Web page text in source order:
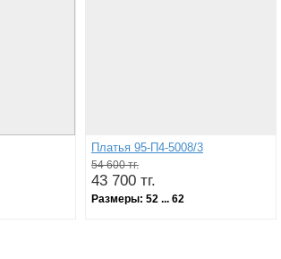
Платья 95-П4-5008/3
54 600 тг.
43 700 тг.
Размеры: 52 ... 62